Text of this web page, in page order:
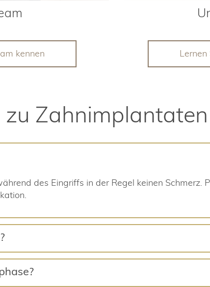
kennen Lernen
Zahnimplantaten
des Eingriffs in der Regel keinen Schmerz.